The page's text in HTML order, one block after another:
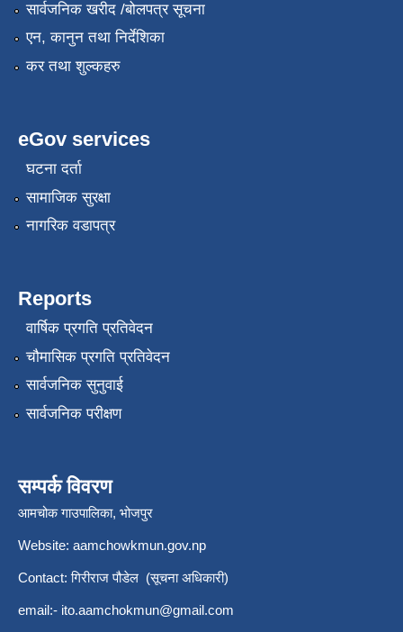
सार्वजनिक खरीद /बोलपत्र सूचना
एन, कानुन तथा निर्देशिका
कर तथा शुल्कहरु
eGov services
घटना दर्ता
सामाजिक सुरक्षा
नागरिक वडापत्र
Reports
वार्षिक प्रगति प्रतिवेदन
चौमासिक प्रगति प्रतिवेदन
सार्वजनिक सुनुवाई
सार्वजनिक परीक्षण
सम्पर्क विवरण
आमचोक गाउपालिका, भोजपुर
Website: aamchowkmun.gov.np
Contact: गिरीराज पौडेल (सूचना अधिकारी)
email:- ito.aamchokmun@gmail.com